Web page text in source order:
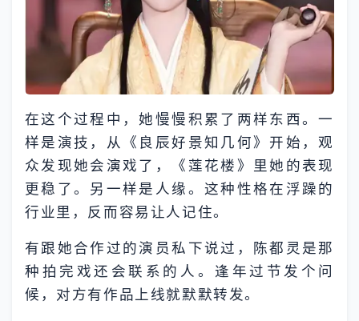
在这个过程中，她慢慢积累了两样东西。一
样是演技，从《良辰好景知几何》开始，观
众发现她会演戏了，《莲花楼》里她的表现
更稳了。另一样是人缘。这种性格在浮躁的
行业里，反而容易让人记住。
有跟她合作过的演员私下说过，陈都灵是那
种拍完戏还会联系的人。逢年过节发个问
候，对方有作品上线就默默转发。